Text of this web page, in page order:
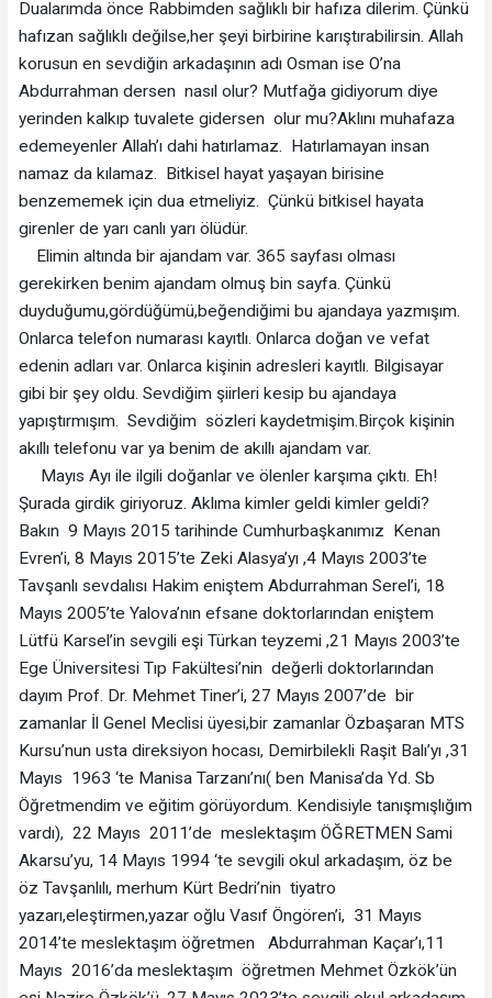
Dualarımda önce Rabbimden sağlıklı bir hafıza dilerim. Çünkü
hafızan sağlıklı değilse,her şeyi birbirine karıştırabilirsin. Allah
korusun en sevdiğin arkadaşının adı Osman ise O’na
Abdurrahman dersen nasıl olur? Mutfağa gidiyorum diye
yerinden kalkıp tuvalete gidersen olur mu?Aklını muhafaza
edemeyenler Allah’ı dahi hatırlamaz. Hatırlamayan insan
namaz da kılamaz. Bitkisel hayat yaşayan birisine
benzememek için dua etmeliyiz. Çünkü bitkisel hayata
girenler de yarı canlı yarı ölüdür.
Elimin altında bir ajandam var. 365 sayfası olması
gerekirken benim ajandam olmuş bin sayfa. Çünkü
duyduğumu,gördüğümü,beğendiğimi bu ajandaya yazmışım.
Onlarca telefon numarası kayıtlı. Onlarca doğan ve vefat
edenin adları var. Onlarca kişinin adresleri kayıtlı. Bilgisayar
gibi bir şey oldu. Sevdiğim şiirleri kesip bu ajandaya
yapıştırmışım. Sevdiğim sözleri kaydetmişim.Birçok kişinin
akıllı telefonu var ya benim de akıllı ajandam var.
Mayıs Ayı ile ilgili doğanlar ve ölenler karşıma çıktı. Eh!
Şurada girdik giriyoruz. Aklıma kimler geldi kimler geldi?
Bakın 9 Mayıs 2015 tarihinde Cumhurbaşkanımız Kenan
Evren’i, 8 Mayıs 2015’te Zeki Alasya’yı ,4 Mayıs 2003’te
Tavşanlı sevdalısı Hakim eniştem Abdurrahman Serel’i, 18
Mayıs 2005’te Yalova’nın efsane doktorlarından eniştem
Lütfü Karsel’in sevgili eşi Türkan teyzemi ,21 Mayıs 2003’te
Ege Üniversitesi Tıp Fakültesi’nin değerli doktorlarından
dayım Prof. Dr. Mehmet Tiner’i, 27 Mayıs 2007’de bir
zamanlar İl Genel Meclisi üyesi,bir zamanlar Özbaşaran MTS
Kursu’nun usta direksiyon hocası, Demirbilekli Raşit Balı’yı ,31
Mayıs 1963 ‘te Manisa Tarzanı’nı( ben Manisa’da Yd. Sb
Öğretmendim ve eğitim görüyordum. Kendisiyle tanışmışlığım
vardı), 22 Mayıs 2011’de meslektaşım ÖĞRETMEN Sami
Akarsu’yu, 14 Mayıs 1994 ‘te sevgili okul arkadaşım, öz be
öz Tavşanlılı, merhum Kürt Bedri’nin tiyatro
yazarı,eleştirmen,yazar oğlu Vasıf Öngören’i, 31 Mayıs
2014’te meslektaşım öğretmen Abdurrahman Kaçar’ı,11
Mayıs 2016’da meslektaşım öğretmen Mehmet Özkök’ün